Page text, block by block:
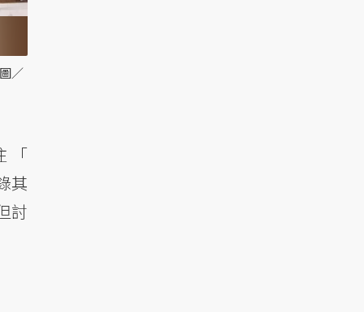
／
「
其
討